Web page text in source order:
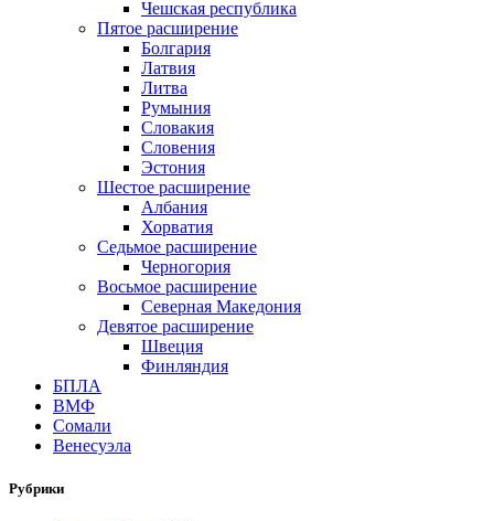
Чешская республика
Пятое расширение
Болгария
Латвия
Литва
Румыния
Словакия
Словения
Эстония
Шестое расширение
Албания
Хорватия
Седьмое расширение
Черногория
Восьмое расширение
Северная Македония
Девятое расширение
Швеция
Финляндия
БПЛА
ВМФ
Сомали
Венесуэла
Рубрики